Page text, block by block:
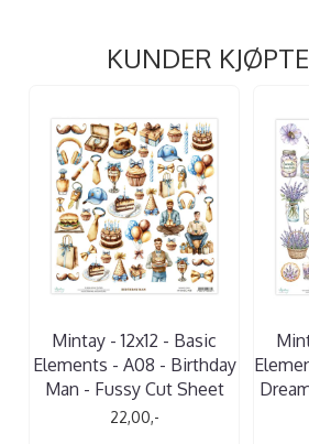
KUNDER
Mintay - 12x12 - Basic
Elements - A08 - Birthday
Man - Fussy Cut Sheet
22,00,-